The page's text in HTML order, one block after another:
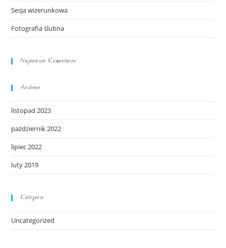
Sesja wizerunkowa
Fotografia ślubna
Najnowsze Komentarze
Archiwa
listopad 2023
październik 2022
lipiec 2022
luty 2019
Kategorie
Uncategorized